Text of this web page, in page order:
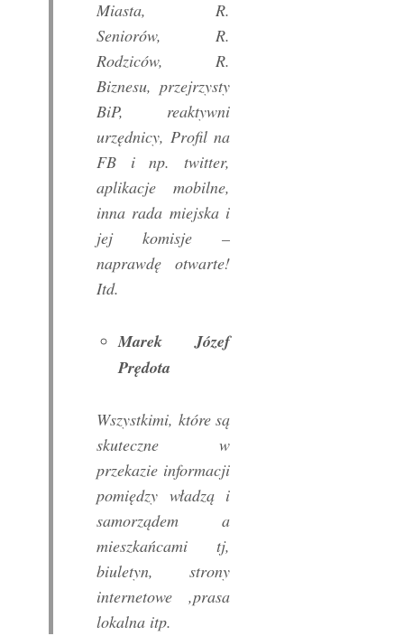
Miasta, R.
Seniorów, R.
Rodziców, R.
Biznesu, przejrzysty
BiP, reaktywni
urzędnicy, Profil na
FB i np. twitter,
aplikacje mobilne,
inna rada miejska i
jej komisje –
naprawdę otwarte!
Itd.
Marek Józef
Prędota
Wszystkimi, które są
skuteczne w
przekazie informacji
pomiędzy władzą i
samorządem a
mieszkańcami tj,
biuletyn, strony
internetowe ,prasa
lokalna itp.